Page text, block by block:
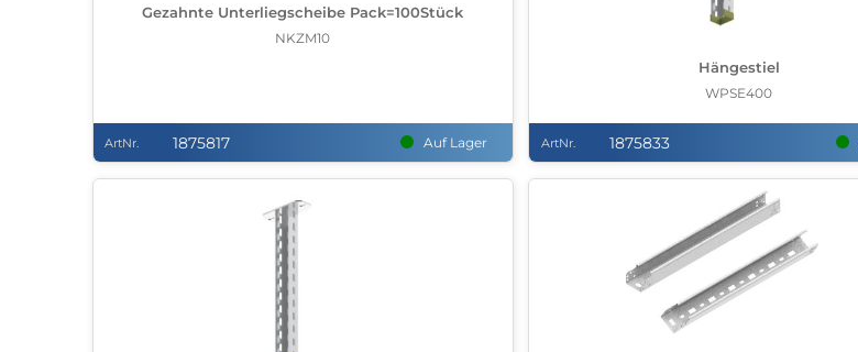
Gezahnte Unterliegscheibe Pack=100Stück
NKZM10
ArtNr. 1875817 Auf Lager
Hängestiel
WPSE400
ArtNr. 1875833